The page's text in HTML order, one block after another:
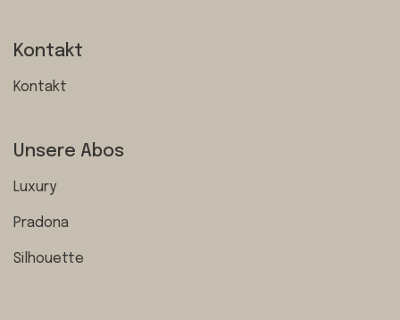
Kontakt
Kontakt
Unsere Abos
Luxury
Pradona
Silhouette